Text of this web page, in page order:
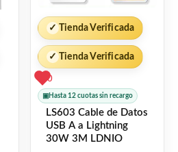
✓ Tienda Verificada
✓ Tienda Verificada
0
▣ Hasta 12 cuotas sin recargo
LS603 Cable de Datos
USB A a Lightning
30W 3M LDNIO